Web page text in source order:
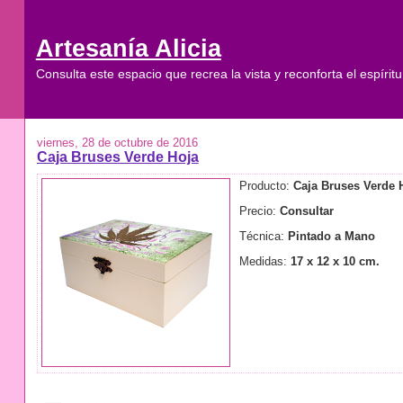
Artesanía Alicia
Consulta este espacio que recrea la vista y reconforta el espíritu.
viernes, 28 de octubre de 2016
Caja Bruses Verde Hoja
Producto: Caja Bruses Verde
Precio: Consultar
Técnica: Pintado a Mano
Medidas: 17 x 12 x 10 cm.